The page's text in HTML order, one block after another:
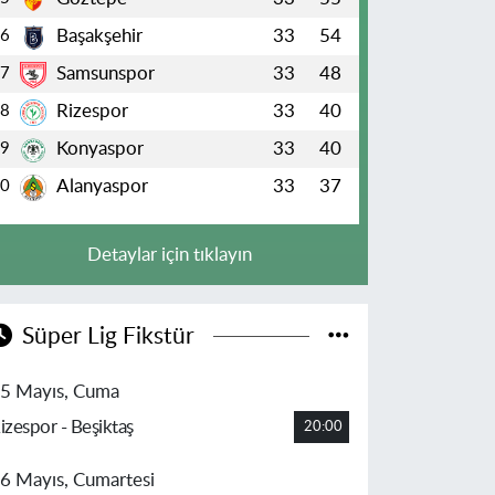
6 Başakşehir 33 54
7 Samsunspor 33 48
8 Rizespor 33 40
9 Konyaspor 33 40
Alanyaspor 33 37
Detaylar için tıklayın
Süper Lig Fikstür
Mayıs, Cuma
- Beşiktaş
20:00
Mayıs, Cumartesi